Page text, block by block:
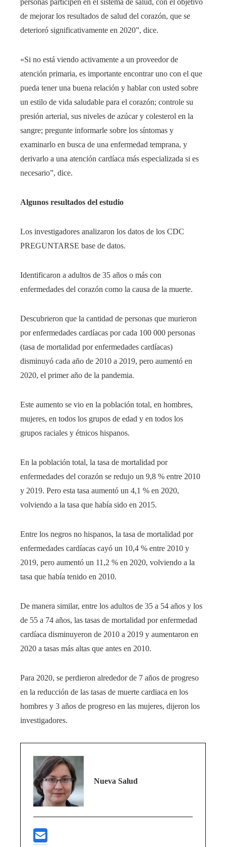
personas participen en el sistema de salud, con el objetivo
de mejorar los resultados de salud del corazón, que se
deterioró significativamente en 2020”, dice.
«Si no está viendo activamente a un proveedor de
atención primaria, es importante encontrar uno con el que
pueda tener una buena relación y hablar con usted sobre
un estilo de vida saludable para el corazón; controle su
presión arterial, sus niveles de azúcar y colesterol en la
sangre; pregunte informarle sobre los síntomas y
examinarlo en busca de una enfermedad temprana, y
derivarlo a una atención cardíaca más especializada si es
necesario”, dice.
Algunos resultados del estudio
Los investigadores analizaron los datos de los CDC
PREGUNTARSE base de datos.
Identificaron a adultos de 35 años o más con
enfermedades del corazón como la causa de la muerte.
Descubrieron que la cantidad de personas que murieron
por enfermedades cardíacas por cada 100 000 personas
(tasa de mortalidad por enfermedades cardíacas)
disminuyó cada año de 2010 a 2019, pero aumentó en
2020, el primer año de la pandemia.
Este aumento se vio en la población total, en hombres,
mujeres, en todos los grupos de edad y en todos los
grupos raciales y étnicos hispanos.
En la población total, la tasa de mortalidad por
enfermedades del corazón se redujo un 9,8 % entre 2010
y 2019. Pero esta tasa aumentó un 4,1 % en 2020,
volviendo a la tasa que había sido en 2015.
Entre los negros no hispanos, la tasa de mortalidad por
enfermedades cardíacas cayó un 10,4 % entre 2010 y
2019, pero aumentó un 11,2 % en 2020, volviendo a la
tasa que había tenido en 2010.
De manera similar, entre los adultos de 35 a 54 años y los
de 55 a 74 años, las tasas de mortalidad por enfermedad
cardíaca disminuyeron de 2010 a 2019 y aumentaron en
2020 a tasas más altas que antes en 2010.
Para 2020, se perdieron alrededor de 7 años de progreso
en la reducción de las tasas de muerte cardiaca en los
hombres y 3 años de progreso en las mujeres, dijeron los
investigadores.
Nueva Salud